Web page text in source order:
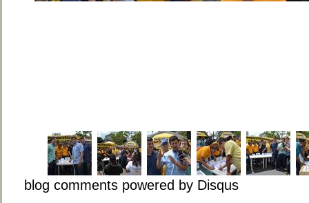
blog comments powered by Disqus